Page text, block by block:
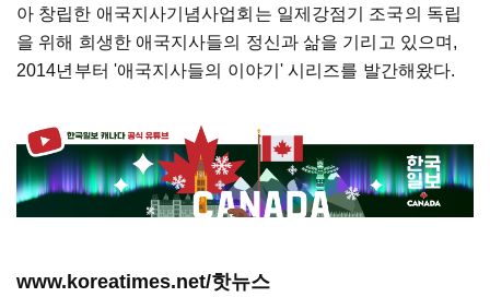
아 창립한 애국지사기념사업회는 일제강점기 조국의 독립
을 위해 희생한 애국지사들의 정신과 삶을 기리고 있으며,
2014년부터 '애국지사들의 이야기' 시리즈를 발간해왔다.
www.koreatimes.net/핫뉴스